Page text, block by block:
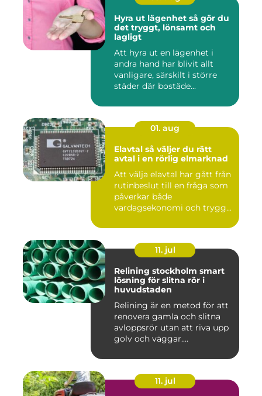
Hyra ut lägenhet så gör du
det tryggt, lönsamt och
lagligt
Att hyra ut en lägenhet i
andra hand har blivit allt
vanligare, särskilt i större
städer där bostäde...
01. aug
Elavtal så väljer du rätt
avtal i en rörlig elmarknad
Att välja elavtal har gått från
rutinbeslut till en fråga som
påverkar både
vardagsekonomi och trygg...
11. jul
Relining stockholm smart
lösning för slitna rör i
huvudstaden
Relining är en metod för att
renovera gamla och slitna
avloppsrör utan att riva upp
golv och väggar....
11. jul